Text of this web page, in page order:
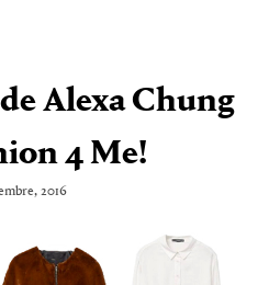
Alexa Chung
4 Me!
2016